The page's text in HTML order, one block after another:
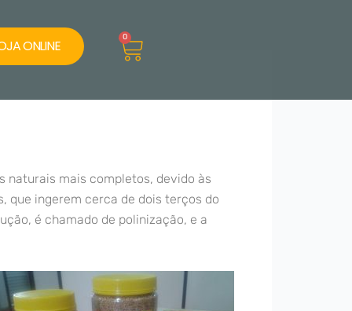
ONLINE 0
Cart
naturais mais completos, devido às
que ingerem cerca de dois terços do
é chamado de polinização, e a